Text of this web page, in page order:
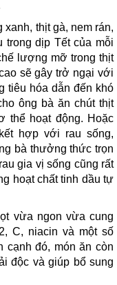
thịt gà, nem rán,
dịp Tết của mỗi
lượng mỡ trong thịt
sẽ gây trở ngại với
tiêu hóa dẫn đến khó
ông bà ăn chút thịt
thể hoạt động. Hoặc
hợp với rau sống,
bà thưởng thức trọn
gia vị sống cũng rất
hoạt chất tinh dầu tự
vừa ngon vừa cung
C, niacin và một số
cạnh đó, món ăn còn
độc và giúp bổ sung